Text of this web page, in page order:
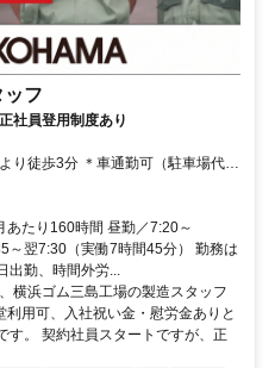
フ
社員登用制度あり
り徒歩3分 ＊車通勤可（駐車場代無
たり160時間 昼勤／7:20～
～翌7:30（実働7時間45分） 勤務は
勤、時間外労...
横浜ゴム三島工場の製造スタッフ
用可、入社祝い金・慰労金ありと
す。 契約社員スタートですが、正